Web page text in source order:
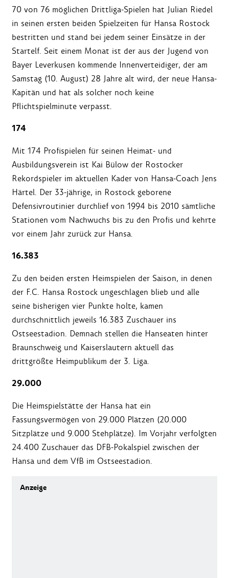
70 von 76 möglichen Drittliga-Spielen hat Julian Riedel
in seinen ersten beiden Spielzeiten für Hansa Rostock
bestritten und stand bei jedem seiner Einsätze in der
Startelf. Seit einem Monat ist der aus der Jugend von
Bayer Leverkusen kommende Innenverteidiger, der am
Samstag (10. August) 28 Jahre alt wird, der neue Hansa-
Kapitän und hat als solcher noch keine
Pflichtspielminute verpasst.
174
Mit 174 Profispielen für seinen Heimat- und
Ausbildungsverein ist Kai Bülow der Rostocker
Rekordspieler im aktuellen Kader von Hansa-Coach Jens
Härtel. Der 33-jährige, in Rostock geborene
Defensivroutinier durchlief von 1994 bis 2010 sämtliche
Stationen vom Nachwuchs bis zu den Profis und kehrte
vor einem Jahr zurück zur Hansa.
16.383
Zu den beiden ersten Heimspielen der Saison, in denen
der F.C. Hansa Rostock ungeschlagen blieb und alle
seine bisherigen vier Punkte holte, kamen
durchschnittlich jeweils 16.383 Zuschauer ins
Ostseestadion. Demnach stellen die Hanseaten hinter
Braunschweig und Kaiserslautern aktuell das
drittgrößte Heimpublikum der 3. Liga.
29.000
Die Heimspielstätte der Hansa hat ein
Fassungsvermögen von 29.000 Plätzen (20.000
Sitzplätze und 9.000 Stehplätze). Im Vorjahr verfolgten
24.400 Zuschauer das DFB-Pokalspiel zwischen der
Hansa und dem VfB im Ostseestadion.